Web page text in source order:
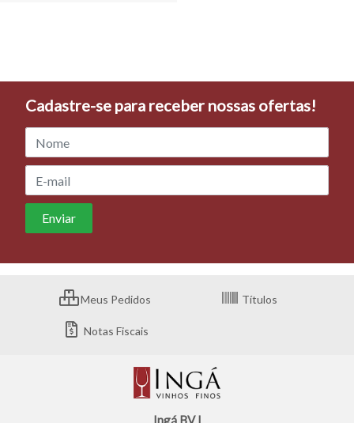
Cadastre-se para receber nossas ofertas!
Meus Pedidos Títulos
Notas Fiscais
Ingá BV I